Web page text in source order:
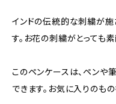
インドの伝統的な刺繍が
す。お花の刺繍がとっても素
このペンケースは、ペンや
できます。お気に入りのも